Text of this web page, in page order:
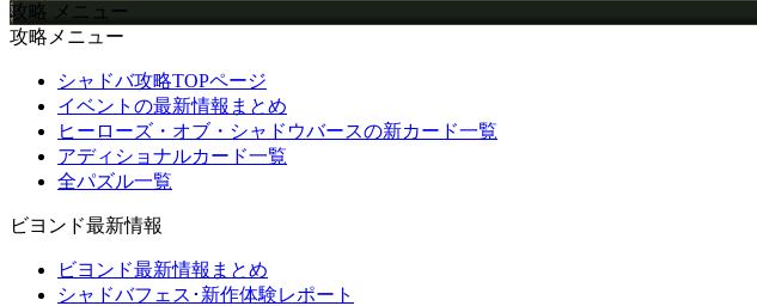
攻略 メニュー
攻略メニュー
シャドバ攻略TOPページ
イベントの最新情報まとめ
ヒーローズ・オブ・シャドウバースの新カード一覧
アディショナルカード一覧
全パズル一覧
ビヨンド最新情報
ビヨンド最新情報まとめ
シャドバフェス･新作体験レポート